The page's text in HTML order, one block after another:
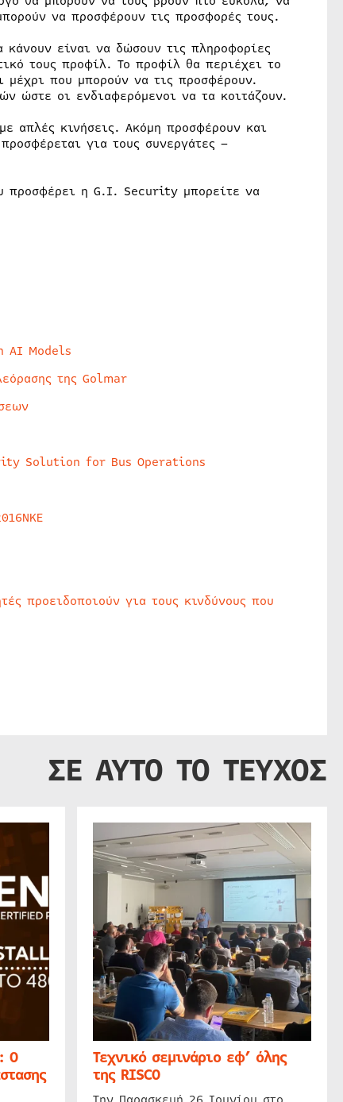
να προσφέρουν τις προσφορές τους.
είναι να δώσουν τις πληροφορίες
τους προφίλ. Το προφίλ θα περιέχει το
μέχρι που μπορούν να τις προσφέρουν.
ώστε οι ενδιαφερόμενοι να τα κοιτάζουν.
απλές κινήσεις. Ακόμη προσφέρουν και
για τους συνεργάτες –
προσφέρει η G.I. Security μπορείτε να
AI Models
της Golmar
Solution for Bus Operations
προειδοποιούν για τους κινδύνους που
ΣΕ ΑΥΤΟ ΤΟ ΤΕΥΧΟΣ
Ο Τεχνικό σεμινάριο εφ’ όλης
της RISCO